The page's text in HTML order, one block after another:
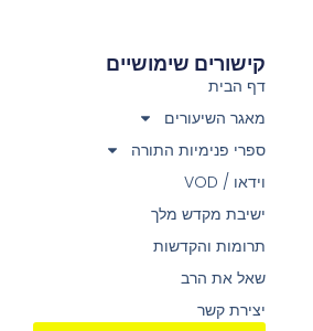
קישורים שימושיים
דף הבית
מאגר השיעורים
ספרי פנימיות התורה
וידאו / VOD
ישיבת מקדש מלך
תרומות והקדשות
שאל את הרב
יצירת קשר